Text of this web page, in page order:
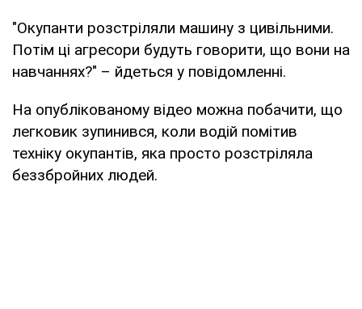
"Окупанти розстріляли машину з цивільними.
Потім ці агресори будуть говорити, що вони на
навчаннях?" – йдеться у повідомленні.
На опублікованому відео можна побачити, що
легковик зупинився, коли водій помітив
техніку окупантів, яка просто розстріляла
беззбройних людей.